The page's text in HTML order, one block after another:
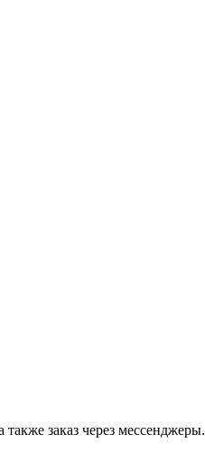
заказ через мессенджеры.